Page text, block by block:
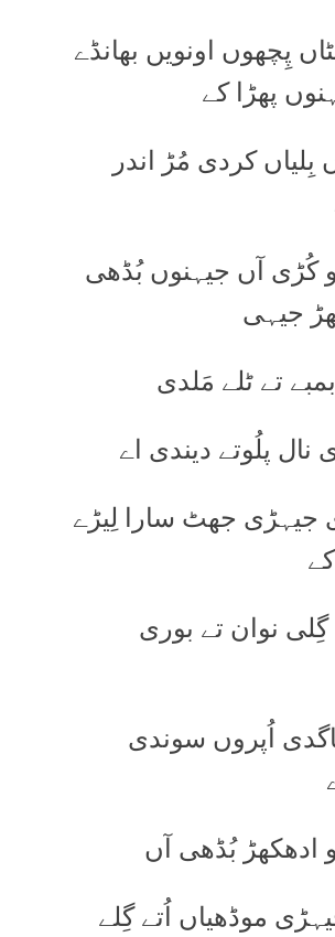
پِچھوں اونویں بھانڈے
پھڑا کے
بِلیاں کردی مُڑ اندر
کُڑی آں جیہنوں بُڈھی
جیہی
تے ٹلے مَلدی
نال پلُوتے دیندی اے
جیہڑی جھٹ سارا لِیڑے
گِلی نوان تے بوری
اُپروں سوندی
ادھکھڑ بُڈھی آں
موڈھیاں اُتے گِلے